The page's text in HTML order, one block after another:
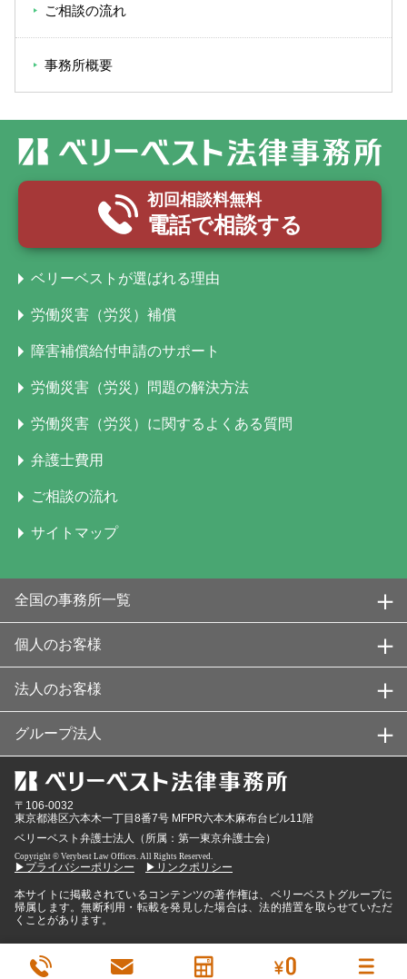
ご相談の流れ
事務所概要
初回相談料無料
電話で相談する
ベリーベストが選ばれる理由
労働災害（労災）補償
障害補償給付申請のサポート
労働災害（労災）問題の解決方法
労働災害（労災）に関するよくある質問
弁護士費用
ご相談の流れ
サイトマップ
全国の事務所一覧
個人のお客様
法人のお客様
グループ法人
〒106-0032
東京都港区六本木一丁目8番7号 MFPR六本木麻布台ビル11階
ベリーベスト弁護士法人（所属：第一東京弁護士会）
Copyright © Verybest Law Offices. All Rights Reserved.
▶プライバシーポリシー ▶リンクポリシー
本サイトに掲載されているコンテンツの著作権は、ベリーベストグループに
帰属します。無断利用・転載を発見した場合は、法的措置を取らせていただ
くことがあります。